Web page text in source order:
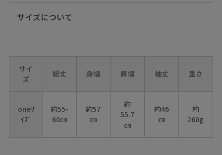
サイズについて
サイ
ズ
総丈 身幅 肩幅 袖丈 重さ
oneｻ
ｲｽﾞ
約55-
60㎝
約57
㎝
約
55.7
㎝
約46
㎝
約
260g